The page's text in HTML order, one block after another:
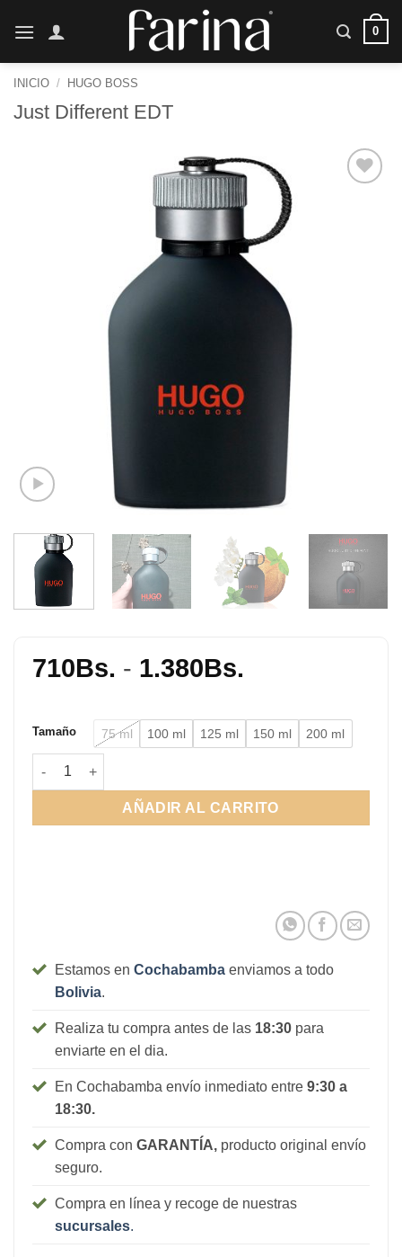
0
INICIO / HUGO BOSS
Just Different EDT
710Bs. - 1.380Bs.
precios:
desde
hasta
1.380Bs.
Tamaño 75 ml 100 ml 125 ml 150 ml
200 ml
Just Different EDT cantidad
AÑADIR AL CARRITO
Estamos en Cochabamba enviamos a todo
Bolivia.
Realiza tu compra antes de las 18:30para
enviarte en el dia.
En Cochabamba envío inmediato entre 9:30 a
18:30.
Compra con GARANTÍA,producto original envío
seguro.
Compra en línea y recoge de nuestras
sucursales.